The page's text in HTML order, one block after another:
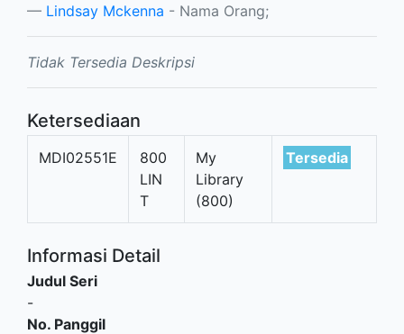
Lindsay Mckenna - Nama Orang;
Tidak Tersedia Deskripsi
Ketersediaan
MDI02551E
800
LIN
T
My
Library
(800)
Tersedia
Informasi Detail
Judul Seri
-
No. Panggil